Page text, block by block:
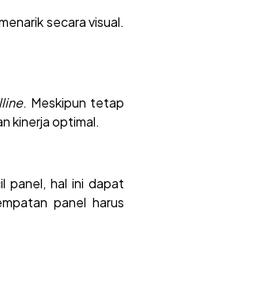
secara visual.
. Meskipun tetap
kinerja optimal.
panel, hal ini dapat
panel harus